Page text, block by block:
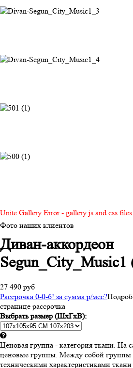
Unite Gallery Error - gallery js and css
Фото наших клиентов
Диван-аккордеон
Segun_City_Music1
27 490 руб
Рассрочка 0-0-6! за сумма р/мес?
странице рассрочка
Выбрать размер (ШхГхВ):
Ценовая группа - категория ткани. На
ценовые группы. Между собой группы
техническими характеристиками